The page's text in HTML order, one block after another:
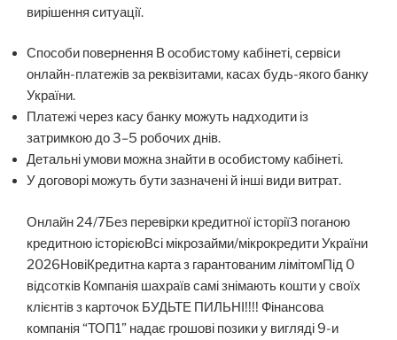
вирішення ситуації.
Способи повернення В особистому кабінеті, сервіси
онлайн-платежів за реквізитами, касах будь-якого банку
України.
Платежі через касу банку можуть надходити із
затримкою до 3–5 робочих днів.
Детальні умови можна знайти в особистому кабінеті.
У договорі можуть бути зазначені й інші види витрат.
Онлайн 24/7Без перевірки кредитної історіїЗ поганою
кредитною історієюВсі мікрозайми/мікрокредити України
2026НовіКредитна карта з гарантованим лімітомПід 0
відсотків Компанія шахраїв самі знімають кошти у своїх
клієнтів з карточок БУДЬТЕ ПИЛЬНІ!!!! Фінансова
компанія “ТОП1” надає грошові позики у вигляді 9-и